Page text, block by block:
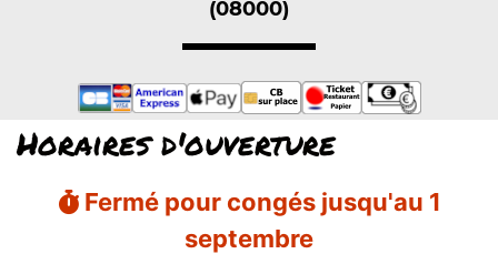
(08000)
Horaires d'ouverture
Fermé pour congés jusqu'au 1
septembre